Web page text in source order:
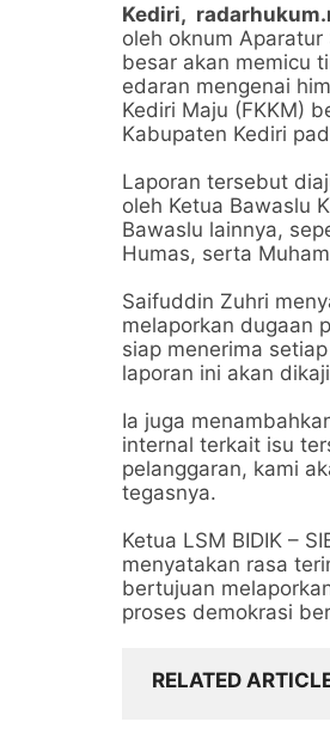
Kediri,
oleh oknum
besar akan memicu
edaran mengenai
Kediri Maju (FKKM)
Kabupaten Kediri
Laporan tersebut
oleh Ketua Bawaslu
Bawaslu lainnya,
Humas, serta
Saifuddin Zuhri
melaporkan dugaan
siap menerima
laporan ini akan
Ia juga
internal terkait isu
pelanggaran, kami
tegasnya.
Ketua LSM BIDIK –
menyatakan rasa
bertujuan
proses demokrasi
RELATED